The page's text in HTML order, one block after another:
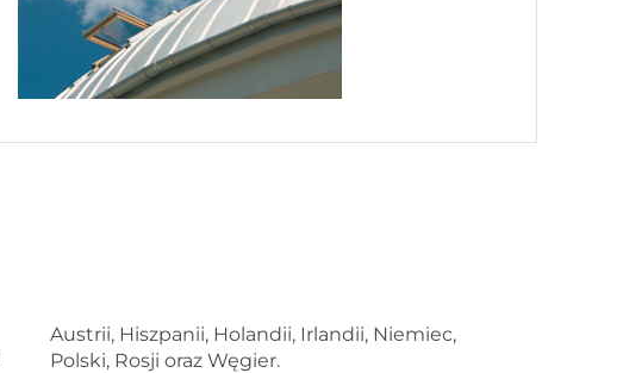
Polski, Rosji oraz Węgier.